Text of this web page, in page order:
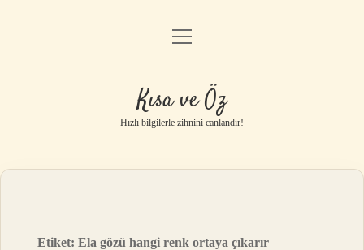
Anasayfa
Gizlilik Politikası
Yasal Uyarı
menüyü
Kısa ve Öz
Hızlı bilgilerle zihnini canlandır!
Etiket:Ela gözü hangi renk ortaya çıkarır